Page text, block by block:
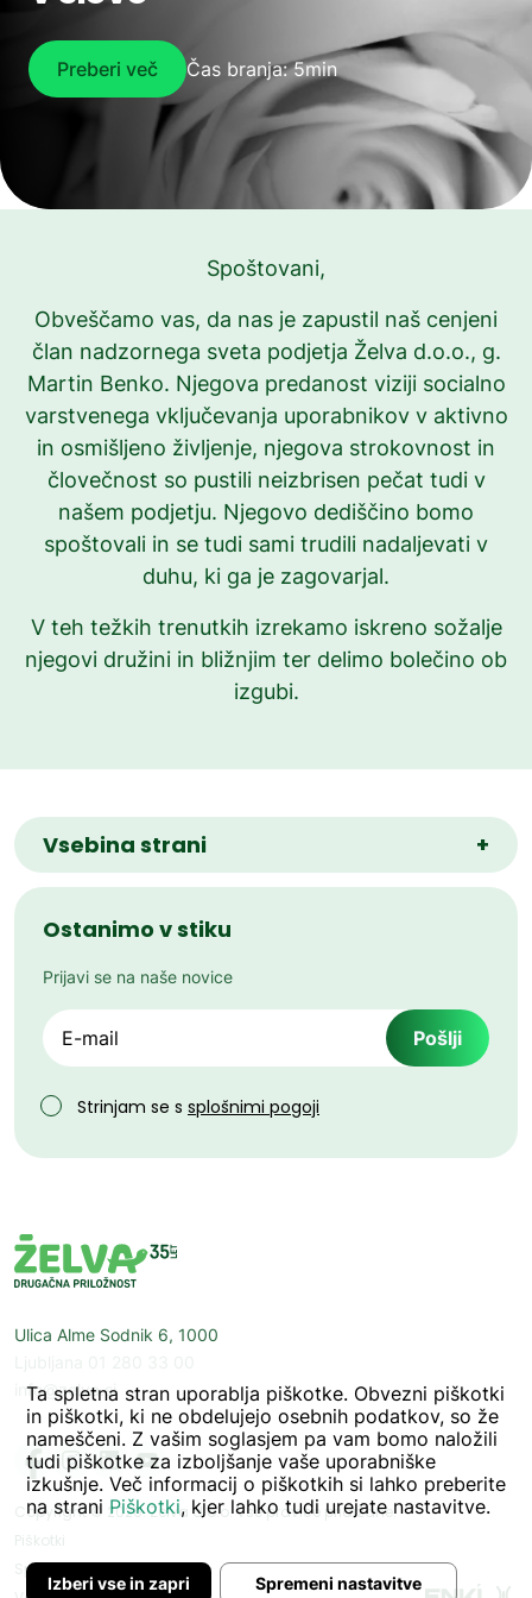
Kontakt
Izpostavljene novice
Zaposleni podjetja Želva na
tradicionalnem pikniku
1.6.2026
Klopi generacij v Novi Gorici
18.3.2026
Preberi več Čas branja: 5min
Spoštovani,
Obveščamo vas, da nas je zapustil naš cenjeni
član nadzornega sveta podjetja Želva d.o.o., g.
Martin Benko. Njegova predanost viziji socialno
varstvenega vključevanja uporabnikov v aktivno
in osmišljeno življenje, njegova strokovnost in
človečnost so pustili neizbrisen pečat tudi v
našem podjetju. Njegovo dediščino bomo
spoštovali in se tudi sami trudili nadaljevati v
duhu, ki ga je zagovarjal.
V teh težkih trenutkih izrekamo iskreno sožalje
njegovi družini in bližnjim ter delimo bolečino ob
izgubi.
Ulica Alme Sodnik 6, 1000
info@zelva.si
Vsebina strani +
Ostanimo v stiku
Prijavi se na naše novice
Email
Strinjam se s splošnimi pogoji
Copyright © 2026. Želva d.o.o. Vse pravice pridržane.
Piškotki
Splošni pogoji
Ta spletna stran uporablja piškotke. Obvezni piškotki
in piškotki, ki ne obdelujejo osebnih podatkov, so že
nameščeni. Z vašim soglasjem pa vam bomo naložili
tudi piškotke za izboljšanje vaše uporabniške
izkušnje. Več informacij o piškotkih si lahko preberite
na strani Piškotki, kjer lahko tudi urejate nastavitve.
Spremeni nastavitve
Izberi vse in zapri